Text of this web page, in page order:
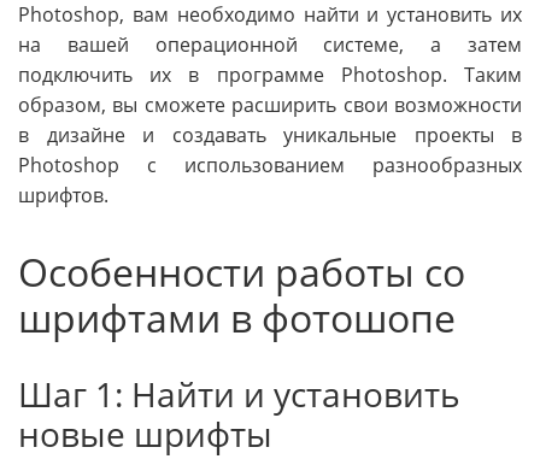
Photoshop, вам необходимо найти и установить их
на вашей операционной системе, а затем
подключить их в программе Photoshop. Таким
образом, вы сможете расширить свои возможности
в дизайне и создавать уникальные проекты в
Photoshop с использованием разнообразных
шрифтов.
Особенности работы со
шрифтами в фотошопе
Шаг 1: Найти и установить
новые шрифты